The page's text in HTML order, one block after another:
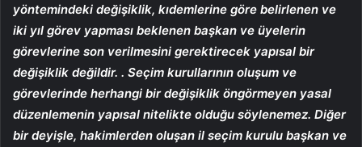
yöntemindeki değişiklik, kıdemlerine göre belirlenen ve
iki yıl görev yapması beklenen başkan ve üyelerin
görevlerine son verilmesini gerektirecek yapısal bir
değişiklik değildir. . Seçim kurullarının oluşum ve
görevlerinde herhangi bir değişiklik öngörmeyen yasal
düzenlemenin yapısal nitelikte olduğu söylenemez. Diğer
bir deyişle, hakimlerden oluşan il seçim kurulu başkan ve